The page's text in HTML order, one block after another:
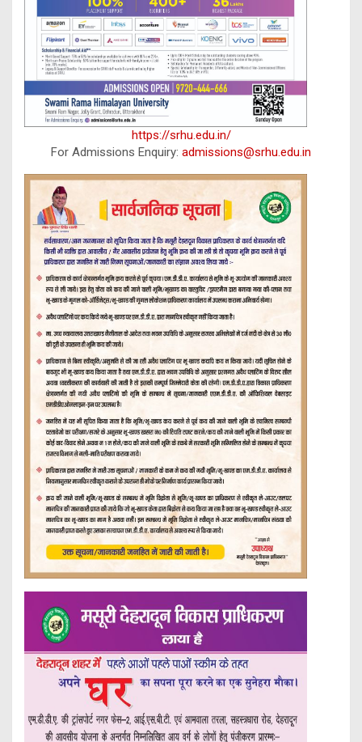
https://srhu.edu.in/
For Admissions Enquiry: admissions@srhu.edu.in